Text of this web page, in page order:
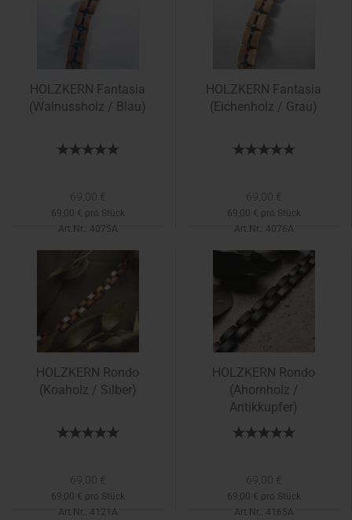
HOLZKERN Fantasia
(Walnussholz / Blau)
69,00 €
69,00 € pro Stück
Art.Nr.: 4075A
HOLZKERN Fantasia
(Eichenholz / Grau)
69,00 €
69,00 € pro Stück
Art.Nr.: 4076A
HOLZKERN Rondo
(Koaholz / Silber)
69,00 €
69,00 € pro Stück
Art.Nr.: 4121A
HOLZKERN Rondo
(Ahornholz /
Antikkupfer)
69,00 €
69,00 € pro Stück
Art.Nr.: 4165A